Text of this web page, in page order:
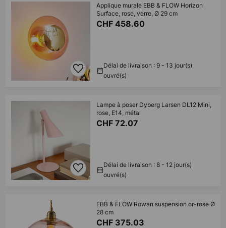
Applique murale EBB & FLOW Horizon
Surface, rose, verre, Ø 29 cm
CHF 458.60
Délai de livraison : 9 - 13 jour(s)
ouvré(s)
Lampe à poser Dyberg Larsen DL12 Mini,
rose, E14, métal
CHF 72.07
Délai de livraison : 8 - 12 jour(s)
ouvré(s)
EBB & FLOW Rowan suspension or-rose Ø
28 cm
CHF 375.03